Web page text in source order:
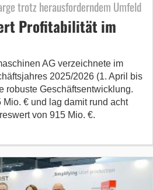
trotz herausforderndem Umfeld
Profitabilität im
AG verzeichnete im
2025/2026 (1. April bis
robuste Geschäftsentwicklung.
Mio. € und lag damit rund acht
von 915 Mio. €.